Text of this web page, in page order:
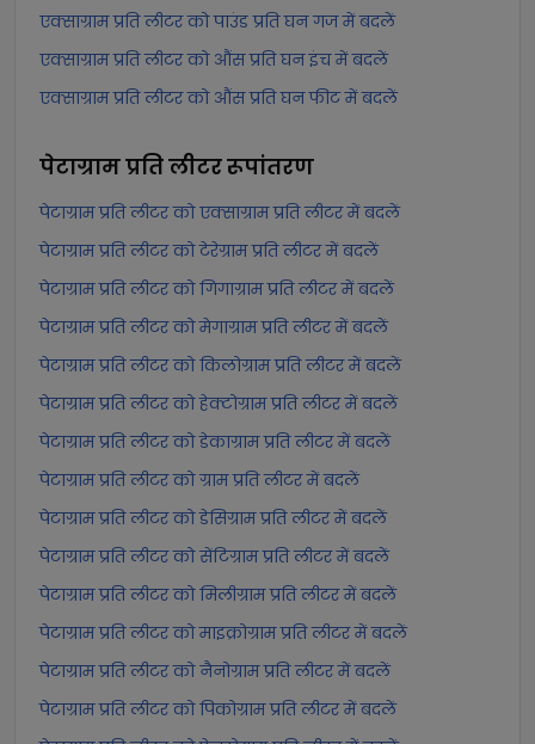
एक्साग्राम प्रति लीटर को पाउंड प्रति घन गज में बदलें
एक्साग्राम प्रति लीटर को औंस प्रति घन इंच में बदलें
एक्साग्राम प्रति लीटर को औंस प्रति घन फीट में बदलें
पेटाग्राम प्रति लीटररूपांतरण
पेटाग्राम प्रति लीटर को एक्साग्राम प्रति लीटर में बदलें
पेटाग्राम प्रति लीटर को टेरेग्राम प्रति लीटर में बदलें
पेटाग्राम प्रति लीटर को गिगाग्राम प्रति लीटर में बदलें
पेटाग्राम प्रति लीटर को मेगाग्राम प्रति लीटर में बदलें
पेटाग्राम प्रति लीटर को किलोग्राम प्रति लीटर में बदलें
पेटाग्राम प्रति लीटर को हेक्टोग्राम प्रति लीटर में बदलें
पेटाग्राम प्रति लीटर को डेकाग्राम प्रति लीटर में बदलें
पेटाग्राम प्रति लीटर को ग्राम प्रति लीटर में बदलें
पेटाग्राम प्रति लीटर को डेसिग्राम प्रति लीटर में बदलें
पेटाग्राम प्रति लीटर को सेंटिग्राम प्रति लीटर में बदलें
पेटाग्राम प्रति लीटर को मिलीग्राम प्रति लीटर में बदलें
पेटाग्राम प्रति लीटर को माइक्रोग्राम प्रति लीटर में बदलें
पेटाग्राम प्रति लीटर को नैनोग्राम प्रति लीटर में बदलें
पेटाग्राम प्रति लीटर को पिकोग्राम प्रति लीटर में बदलें